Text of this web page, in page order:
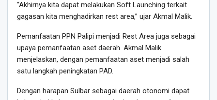
“Akhirnya kita dapat melakukan Soft Launching terkait
gagasan kita menghadirkan rest area,” ujar Akmal Malik.
Pemanfaatan PPN Palipi menjadi Rest Area juga sebagai
upaya pemanfaatan aset daerah. Akmal Malik
menjelaskan, dengan pemanfaatan aset menjadi salah
satu langkah peningkatan PAD.
Dengan harapan Sulbar sebagai daerah otonomi dapat